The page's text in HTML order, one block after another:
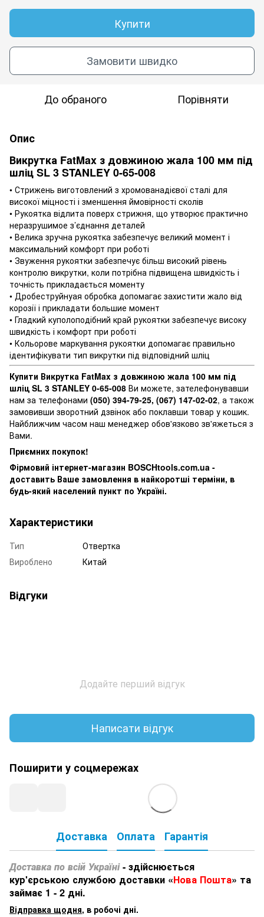
Купити
Замовити швидко
До обраного Порівняти
Опис
Викрутка FatMax з довжиною жала 100 мм під
шліц SL 3 STANLEY 0-65-008
• Стрижень виготовлений з хромованадієвої сталі для
високої міцності і зменшення ймовірності сколів
• Рукоятка відлита поверх стрижня, що утворює практично
неразрушимое з’єднання деталей
• Велика зручна рукоятка забезпечує великий момент і
максимальний комфорт при роботі
• Звуження рукоятки забезпечує більш високий рівень
контролю викрутки, коли потрібна підвищена швидкість і
точність прикладається моменту
• Дробеструйнуая обробка допомагає захистити жало від
корозії і прикладати бoльшие момент
• Гладкий куполоподібний край рукоятки забезпечує високу
швидкість і комфорт при роботі
• Кольорове маркування рукоятки допомагає правильно
ідентифікувати тип викрутки під відповідний шліц
Купити Викрутка FatMax з довжиною жала 100 мм під
шліц SL 3 STANLEY 0-65-008 Ви можете, зателефонувавши
нам за телефонами (050) 394-79-25, (067) 147-02-02, а також
замовивши зворотний дзвінок або поклавши товар у кошик.
Найближчим часом наш менеджер обов'язково зв'яжеться з
Вами.
Приємних покупок!
Фірмовий інтернет-магазин BOSCHtools.com.ua -
доставить Ваше замовлення в найкоротші терміни, в
будь-який населений пункт по Україні.
Характеристики
Тип
Отвертка
Вироблено
Китай
Відгуки
Додайте перший відгук
Написати відгук
Поширити у соцмережах
Доставка Оплата Гарантія
Доставка по всій Україні - здійснюється
кур'єрською службою доставки «Нова Пошта» та
займає 1 - 2 дні.
Відправка щодня, в робочі дні.